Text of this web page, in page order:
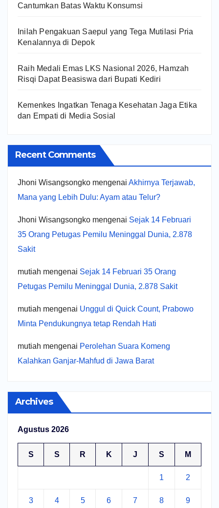
Cantumkan Batas Waktu Konsumsi
Inilah Pengakuan Saepul yang Tega Mutilasi Pria
Kenalannya di Depok
Raih Medali Emas LKS Nasional 2026, Hamzah
Risqi Dapat Beasiswa dari Bupati Kediri
Kemenkes Ingatkan Tenaga Kesehatan Jaga Etika
dan Empati di Media Sosial
Recent Comments
Jhoni Wisangsongko mengenai Akhirnya Terjawab,
Mana yang Lebih Dulu: Ayam atau Telur?
Jhoni Wisangsongko mengenai Sejak 14 Februari
35 Orang Petugas Pemilu Meninggal Dunia, 2.878
Sakit
mutiah mengenai Sejak 14 Februari 35 Orang
Petugas Pemilu Meninggal Dunia, 2.878 Sakit
mutiah mengenai Unggul di Quick Count, Prabowo
Minta Pendukungnya tetap Rendah Hati
mutiah mengenai Perolehan Suara Komeng
Kalahkan Ganjar-Mahfud di Jawa Barat
Archives
Agustus 2026
S S R K J S M
1 2
3 4 5 6 7 8 9